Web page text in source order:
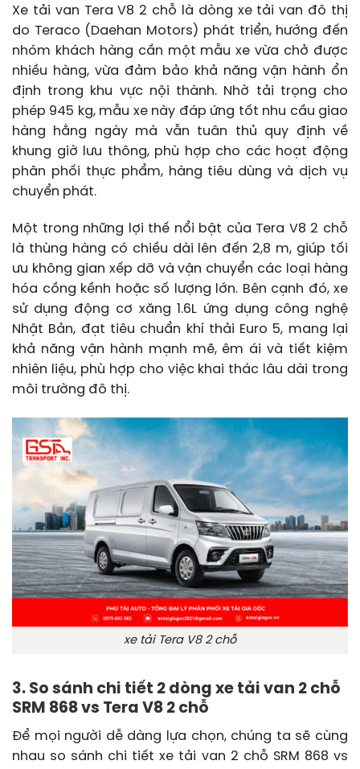
Xe tải van Tera V8 2 chỗ là dòng xe tải van đô thị
do Teraco (Daehan Motors) phát triển, hướng đến
nhóm khách hàng cần một mẫu xe vừa chở được
nhiều hàng, vừa đảm bảo khả năng vận hành ổn
định trong khu vực nội thành. Nhờ tải trọng cho
phép 945 kg, mẫu xe này đáp ứng tốt nhu cầu giao
hàng hằng ngày mà vẫn tuân thủ quy định về
khung giờ lưu thông, phù hợp cho các hoạt động
phân phối thực phẩm, hàng tiêu dùng và dịch vụ
chuyển phát.
Một trong những lợi thế nổi bật của Tera V8 2 chỗ
là thùng hàng có chiều dài lên đến 2,8 m, giúp tối
ưu không gian xếp dỡ và vận chuyển các loại hàng
hóa cồng kềnh hoặc số lượng lớn. Bên cạnh đó, xe
sử dụng động cơ xăng 1.6L ứng dụng công nghệ
Nhật Bản, đạt tiêu chuẩn khí thải Euro 5, mang lại
khả năng vận hành mạnh mẽ, êm ái và tiết kiệm
nhiên liệu, phù hợp cho việc khai thác lâu dài trong
môi trường đô thị.
xe tải Tera V8 2 chỗ
3. So sánh chi tiết 2 dòng xe tải van 2 chỗ
SRM 868 vs Tera V8 2 chỗ
Để mọi người dễ dàng lựa chọn, chúng ta sẽ cùng
nhau so sánh chi tiết xe tải van 2 chỗ SRM 868 vs